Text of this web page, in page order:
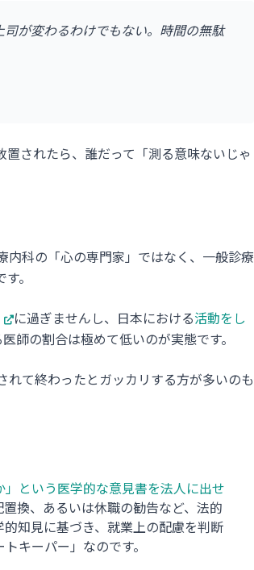
司が変わるわけでもない。時間の無駄
されたら、誰だって「測る意味ないじゃ
科の「心の専門家」ではなく、一般診療
。
に過ぎませんし、日本における活動をし
師の割合は極めて低いのが実態です。
て終わったとガッカリする方が多いのも
という医学的な意見書を法人に出せ
換、あるいは休職の勧告など、法的
知見に基づき、就業上の配慮を判断
キーパー」なのです。